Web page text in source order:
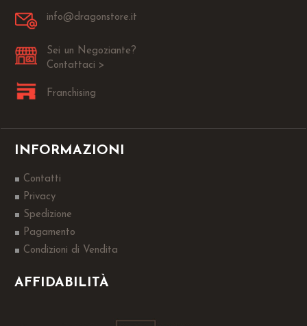
info@dragonstore.it
Sei un Negoziante?
Contattaci >
Franchising
INFORMAZIONI
Contatti
Privacy
Spedizione
Pagamento
Condizioni di Vendita
AFFIDABILITÀ